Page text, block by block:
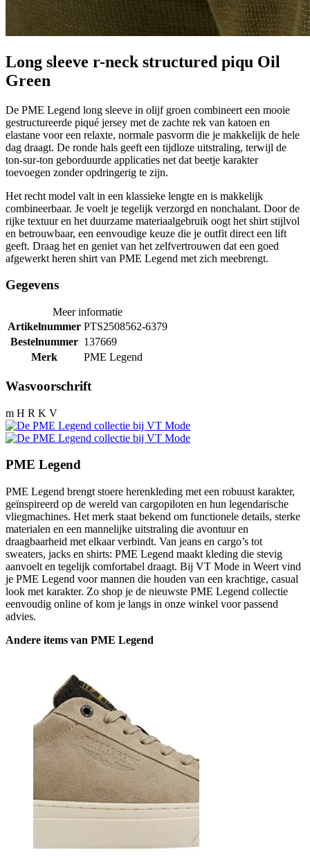
Long sleeve r-neck structured piqu Oil
Green
De PME Legend long sleeve in olijf groen combineert een mooie
gestructureerde piqué jersey met de zachte rek van katoen en
elastane voor een relaxte, normale pasvorm die je makkelijk de hele
dag draagt. De ronde hals geeft een tijdloze uitstraling, terwijl de
ton-sur-ton geborduurde applicaties net dat beetje karakter
toevoegen zonder opdringerig te zijn.
Het recht model valt in een klassieke lengte en is makkelijk
combineerbaar. Je voelt je tegelijk verzorgd en nonchalant. Door de
rijke textuur en het duurzame materiaalgebruik oogt het shirt stijlvol
en betrouwbaar, een eenvoudige keuze die je outfit direct een lift
geeft. Draag het en geniet van het zelfvertrouwen dat een goed
afgewerkt heren shirt van PME Legend met zich meebrengt.
Gegevens
Meer informatie
Artikelnummer PTS2508562-6379
Bestelnummer 137669
Merk
PME Legend
Wasvoorschrift
m H R K V
PME Legend
PME Legend brengt stoere herenkleding met een robuust karakter,
geïnspireerd op de wereld van cargopiloten en hun legendarische
vliegmachines. Het merk staat bekend om functionele details, sterke
materialen en een mannelijke uitstraling die avontuur en
draagbaarheid met elkaar verbindt. Van jeans en cargo’s tot
sweaters, jacks en shirts: PME Legend maakt kleding die stevig
aanvoelt en tegelijk comfortabel draagt. Bij VT Mode in Weert vind
je PME Legend voor mannen die houden van een krachtige, casual
look met karakter. Zo shop je de nieuwste PME Legend collectie
eenvoudig online of kom je langs in onze winkel voor passend
advies.
Andere items van PME Legend